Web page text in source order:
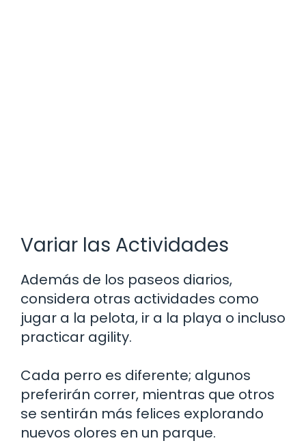
Variar las Actividades
Además de los paseos diarios,
considera otras actividades como
jugar a la pelota, ir a la playa o incluso
practicar agility.
Cada perro es diferente; algunos
preferirán correr, mientras que otros
se sentirán más felices explorando
nuevos olores en un parque.